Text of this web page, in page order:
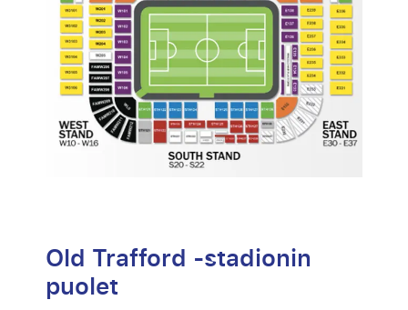
Old Trafford -stadionin
puolet